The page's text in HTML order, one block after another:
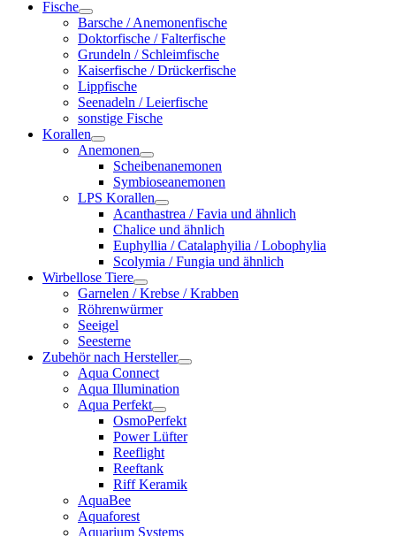
Fische
Barsche / Anemonenfische
Doktorfische / Falterfische
Grundeln / Schleimfische
Kaiserfische / Drückerfische
Lippfische
Seenadeln / Leierfische
sonstige Fische
Korallen
Anemonen
Scheibenanemonen
Symbioseanemonen
LPS Korallen
Acanthastrea / Favia und ähnlich
Chalice und ähnlich
Euphyllia / Catalaphyilia / Lobophylia
Scolymia / Fungia und ähnlich
Wirbellose Tiere
Garnelen / Krebse / Krabben
Röhrenwürmer
Seeigel
Seesterne
Zubehör nach Hersteller
Aqua Connect
Aqua Illumination
Aqua Perfekt
OsmoPerfekt
Power Lüfter
Reeflight
Reeftank
Riff Keramik
AquaBee
Aquaforest
Aquarium Systems